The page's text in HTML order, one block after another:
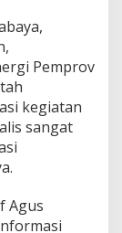
Pemprov
kegiatan
sangat
Agus